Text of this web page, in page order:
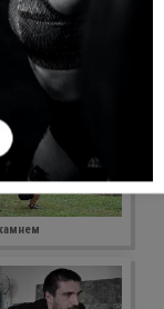
гирь на грудь + жим